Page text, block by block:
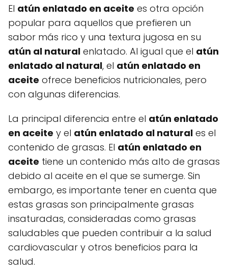
El atún enlatado en aceite es otra opción
popular para aquellos que prefieren un
sabor más rico y una textura jugosa en su
atún al natural enlatado. Al igual que el atún
enlatado al natural, el atún enlatado en
aceite ofrece beneficios nutricionales, pero
con algunas diferencias.
La principal diferencia entre el atún enlatado
en aceite y el atún enlatado al natural es el
contenido de grasas. El atún enlatado en
aceite tiene un contenido más alto de grasas
debido al aceite en el que se sumerge. Sin
embargo, es importante tener en cuenta que
estas grasas son principalmente grasas
insaturadas, consideradas como grasas
saludables que pueden contribuir a la salud
cardiovascular y otros beneficios para la
salud.